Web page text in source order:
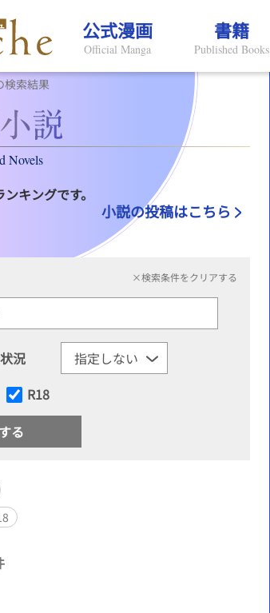
公式漫画
Official Manga
書籍
Published Books
検索結果
Novels
キングです。
小説の投稿はこちら
×検索条件をクリアする
況
R18